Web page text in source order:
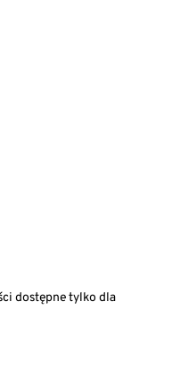
dostępne tylko dla